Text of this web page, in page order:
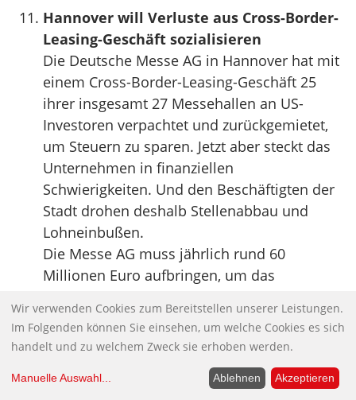
Hannover will Verluste aus Cross-Border-
Leasing-Geschäft sozialisieren
Die Deutsche Messe AG in Hannover hat mit
einem Cross-Border-Leasing-Geschäft 25
ihrer insgesamt 27 Messehallen an US-
Investoren verpachtet und zurückgemietet,
um Steuern zu sparen. Jetzt aber steckt das
Unternehmen in finanziellen
Schwierigkeiten. Und den Beschäftigten der
Stadt drohen deshalb Stellenabbau und
Lohneinbußen.
Die Messe AG muss jährlich rund 60
Millionen Euro aufbringen, um das
unterhalten. Seit der Weltausstellung Expo
2000 stehen dort zu viele kaum genutzte
schlechter als früher. Wegen der
Wir verwenden Cookies zum Bereitstellen unserer Leistungen.
Im Folgenden können Sie einsehen, um welche Cookies es sich
handelt und zu welchem Zweck sie erhoben werden.
Manuelle Auswahl... Ablehnen Akzeptieren